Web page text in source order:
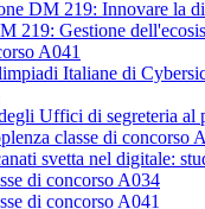
DM 219: Innovare la
219: Gestione
A041
Italiane di
Uffici di segreteria
classe di concorso
svetta nel digitale:
di concorso A034
di concorso A041